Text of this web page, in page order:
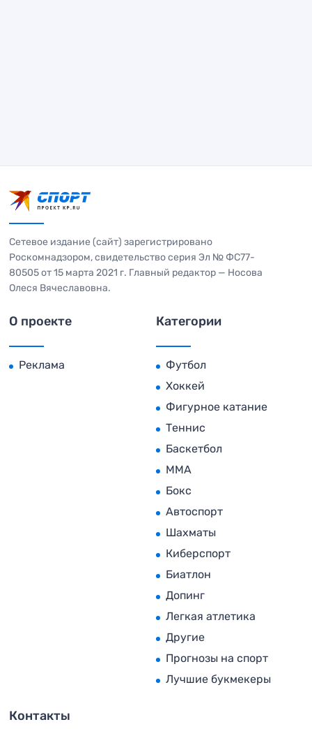
Сетевое издание (сайт) зарегистрировано
Роскомнадзором, свидетельство серия Эл № ФС77-
80505 от 15 марта 2021 г. Главный редактор — Носова
Олеся Вячеславовна.
О проекте
Реклама
Категории
Футбол
Хоккей
Фигурное катание
Теннис
Баскетбол
MMA
Бокс
Автоспорт
Шахматы
Киберспорт
Биатлон
Допинг
Легкая атлетика
Другие
Прогнозы на спорт
Лучшие букмекеры
Контакты